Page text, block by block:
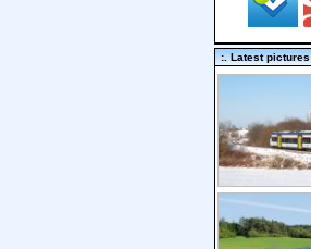
:. Latest pictures